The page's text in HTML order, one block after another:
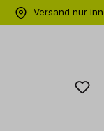
Versand nur